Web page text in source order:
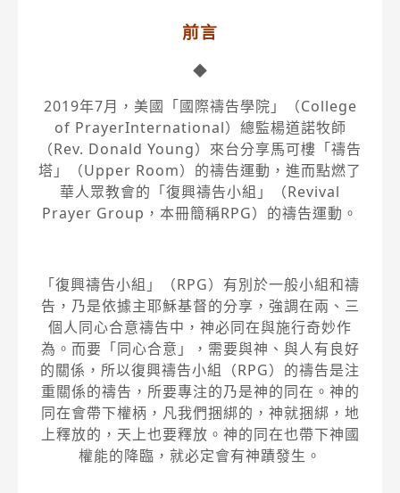
前言
◆
2019年7月，美國「國際禱告學院」（College
of PrayerInternational）總監楊道諾牧師
（Rev. Donald Young）來台分享馬可樓「禱告
塔」（Upper Room）的禱告運動，進而點燃了
華人眾教會的「復興禱告小組」（Revival
Prayer Group，本冊簡稱RPG）的禱告運動。
「復興禱告小組」（RPG）有別於一般小組和禱
告，乃是依據主耶穌基督的分享，強調在兩、三
個人同心合意禱告中，神必同在與施行奇妙作
為。而要「同心合意」，需要與神、與人有良好
的關係，所以復興禱告小組（RPG）的禱告是注
重關係的禱告，所要專注的乃是神的同在。神的
同在會帶下權柄，凡我們捆綁的，神就捆綁，地
上釋放的，天上也要釋放。神的同在也帶下神國
權能的降臨，就必定會有神蹟發生。